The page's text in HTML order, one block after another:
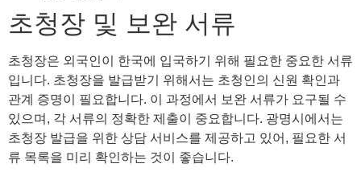
초청장 및 보완 서류
초청장은 외국인이 한국에 입국하기 위해 필요한 중요한 서류
입니다. 초청장을 발급받기 위해서는 초청인의 신원 확인과
관계 증명이 필요합니다. 이 과정에서 보완 서류가 요구될 수
있으며, 각 서류의 정확한 제출이 중요합니다. 광명시에서는
초청장 발급을 위한 상담 서비스를 제공하고 있어, 필요한 서
류 목록을 미리 확인하는 것이 좋습니다.